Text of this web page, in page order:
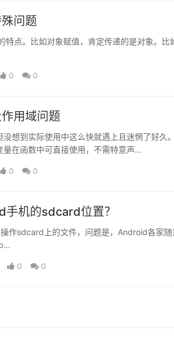
问题
特点。比如对象赋值，肯定传递的是对象。
0 0
用域问题
没想到实际使用中这么快就遇上且迷惘了好
在函数中可直接使用，不需特意声…
0 0
机的sdcard位置？
作sdcard上的文件，问题是，Android各家
0 0